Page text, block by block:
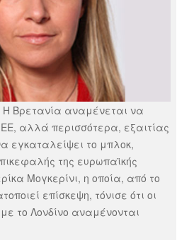
H Βρετανία αναμένεται να
ΕΕ, αλλά περισσότερα, εξαιτίας
εγκαταλείψει το μπλοκ,
της ευρωπαϊκής
Μογκερίνι, η οποία, από το
επίσκεψη, τόνισε ότι οι
το Λονδίνο αναμένονται